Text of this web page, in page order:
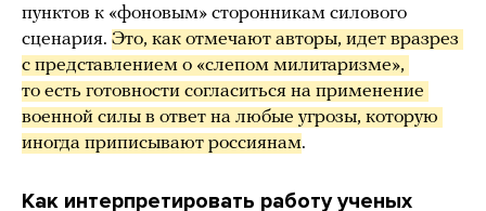
пунктов к «фоновым» сторонникам силового
сценария. Это, как отмечают авторы, идет вразрез
с представлением о «слепом милитаризме»,
то есть готовности согласиться на применение
военной силы в ответ на любые угрозы, которую
иногда приписывают россиянам.
Как интерпретировать работу ученых